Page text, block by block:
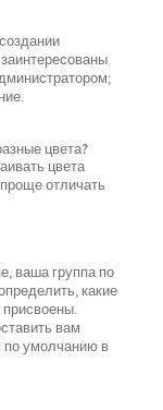
цвета?
цвета
отличать
ваша группа по
какие
вам
по умолчанию в